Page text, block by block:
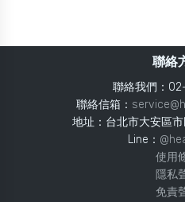
聯絡
聯絡我們：
聯絡信箱：
地址：台北市大安區
Line：
使用
隱私
免責